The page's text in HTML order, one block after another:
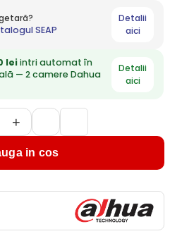
SEAP
Detalii
aici
leiintri automat în
— 2 camere Dahua
Detalii
aici
+
in cos